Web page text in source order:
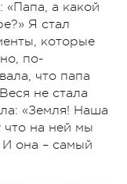
«Папа, а какой
Я стал
которые
по-
что папа
не стала
«Земля! Наша
что на ней мы
она – самый